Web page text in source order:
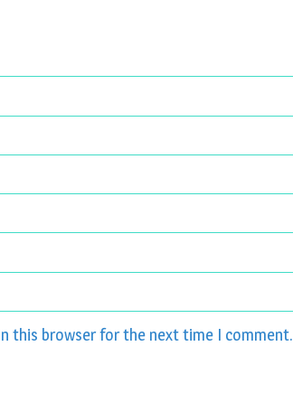
this browser for the next time I comment.